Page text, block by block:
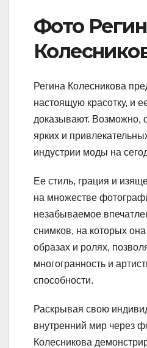
Фото
Регина Колесникова
настоящую красотку, и
доказывают. Возможно,
ярких и
индустрии моды на
Ее стиль, грация и
на множестве
незабываемое
снимков, на которых
образах и ролях,
многогранность и
способности.
Раскрывая свою
внутренний мир через
Колесникова